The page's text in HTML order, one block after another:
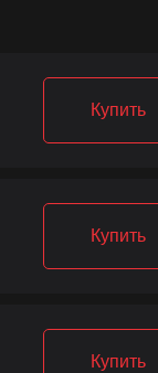
Купить
Купить
Купить